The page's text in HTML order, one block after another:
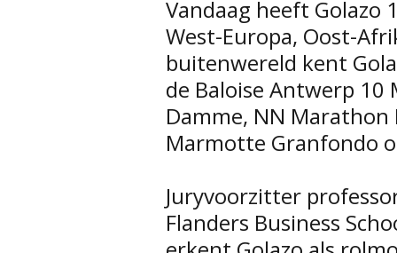
Vandaag heeft Golazo
West-Europa, Oost-
buitenwereld kent
de Baloise Antwerp 10
Damme, NN
Marmotte Granfondo
Juryvoorzitter
Flanders Business